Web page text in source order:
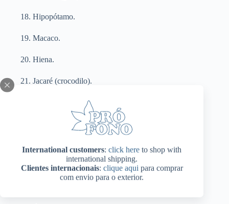
International customers: click here to shop with
international shipping.
Clientes internacionais: clique aqui para comprar
com envio para o exterior.
18. Hipopótamo.
19. Macaco.
20. Hiena.
21. Jacaré (crocodilo).
23. Mosca (mosquito).
24. Onça (leopardo).
25. Pomba (pombo/pombinha).